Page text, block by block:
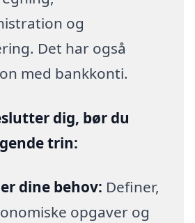
og
Det har også
med bankkonti.
dig, bør du
trin:
dine behov: Definer,
opgaver og